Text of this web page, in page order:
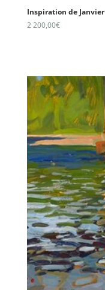
Inspiration de Janvier
2 200,00€